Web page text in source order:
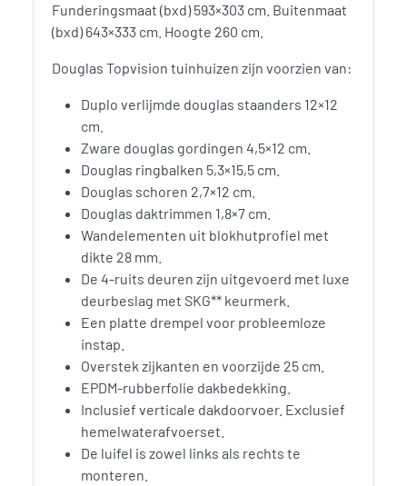
Funderingsmaat (bxd) 593×303 cm. Buitenmaat
(bxd) 643×333 cm. Hoogte 260 cm.
Douglas Topvision tuinhuizen zijn voorzien van:
Duplo verlijmde douglas staanders 12×12
cm.
Zware douglas gordingen 4,5×12 cm.
Douglas ringbalken 5,3×15,5 cm.
Douglas schoren 2,7×12 cm.
Douglas daktrimmen 1,8×7 cm.
Wandelementen uit blokhutprofiel met
dikte 28 mm.
De 4-ruits deuren zijn uitgevoerd met luxe
deurbeslag met SKG** keurmerk.
Een platte drempel voor probleemloze
instap.
Overstek zijkanten en voorzijde 25 cm.
EPDM-rubberfolie dakbedekking.
Inclusief verticale dakdoorvoer. Exclusief
hemelwaterafvoerset.
De luifel is zowel links als rechts te
monteren.